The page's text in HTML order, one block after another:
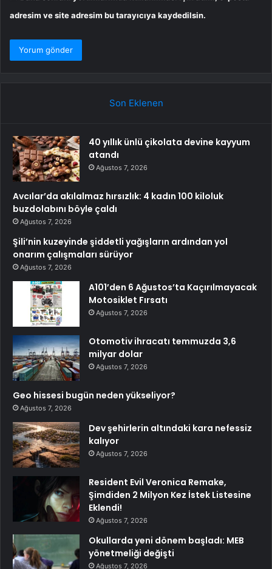
adresim ve site adresim bu tarayıcıya kaydedilsin.
Son Eklenen
40 yıllık ünlü çikolata devine kayyum
atandı
Ağustos 7, 2026
Avcılar’da akılalmaz hırsızlık: 4 kadın 100 kiloluk
buzdolabını böyle çaldı
Ağustos 7, 2026
Şili’nin kuzeyinde şiddetli yağışların ardından yol
onarım çalışmaları sürüyor
Ağustos 7, 2026
A101’den 6 Ağustos’ta Kaçırılmayacak
Motosiklet Fırsatı
Ağustos 7, 2026
Otomotiv ihracatı temmuzda 3,6
milyar dolar
Ağustos 7, 2026
Geo hissesi bugün neden yükseliyor?
Ağustos 7, 2026
Dev şehirlerin altındaki kara nefessiz
kalıyor
Ağustos 7, 2026
Resident Evil Veronica Remake,
Şimdiden 2 Milyon Kez İstek Listesine
Eklendi!
Ağustos 7, 2026
Okullarda yeni dönem başladı: MEB
yönetmeliği değişti
Ağustos 7, 2026